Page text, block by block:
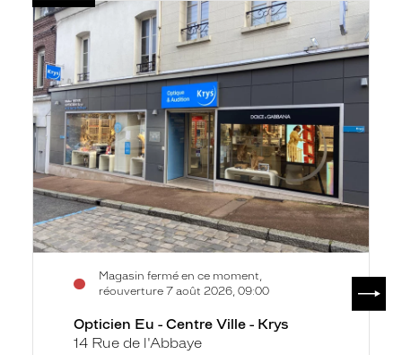
Opticien
Eu
-
Centre
Ville
-
Krys
Magasin fermé en ce moment,
réouverture 7 août 2026, 09:00
Voir
la
fiche
Opticien Eu - Centre Ville - Krys
14 Rue de l'Abbaye